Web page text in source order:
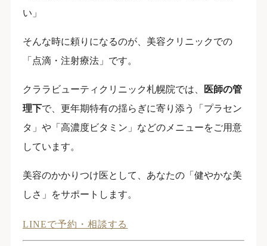
い」
そんな時に頼りになるのが、美容クリニックでの
「点滴・注射療法」です。
クララビューティクリニック札幌院では、
医師の管
理下で、更年期特有の揺らぎに寄り添う「プラセン
タ」や「高濃度ビタミン」などのメニューをご用意
しています。
美容のかかりつけ医として、あなたの「健やかな美
しさ」をサポートします。
LINEで予約・相談する